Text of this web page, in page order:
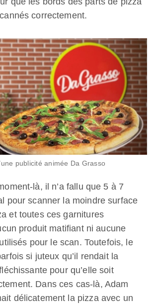
correctement.
publicité animée Da Grasso
là, il n’a fallu que 5 à 7
pour scanner la moindre surface
et toutes ces garnitures
produit matifiant ni aucune
pour le scan. Toutefois, le
si juteux qu’il rendait la
pour qu’elle soit
Dans ces cas-là, Adam
délicatement la pizza avec un